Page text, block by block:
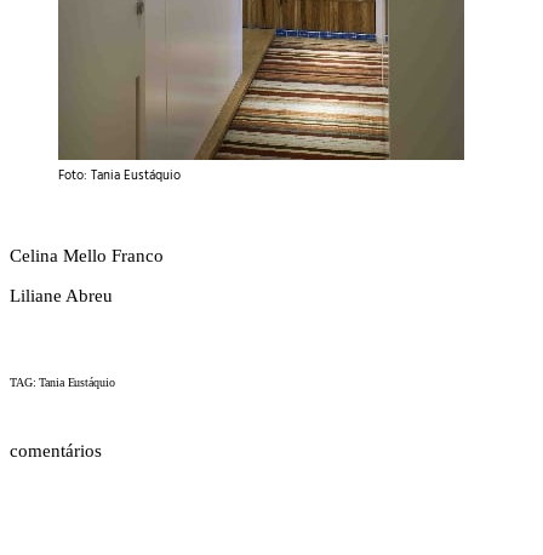
Foto: Tania Eustáquio
Celina Mello Franco
Liliane Abreu
TAG: Tania Eustáquio
comentários